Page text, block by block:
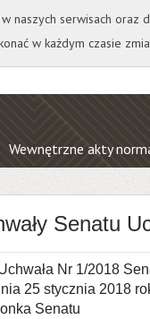
Wirtualna Uczelnia
Wewnętrzne akty
Senatu
Nr 1/2018
25 stycznia 2018
Senatu
serwisach
w każdym czasie